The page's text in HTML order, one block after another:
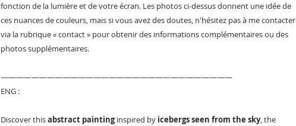
fonction de la lumière et de votre écran. Les photos ci-dessus donnent une idée de
ces nuances de couleurs, mais si vous avez des doutes, n'hésitez pas à me contacter
via la rubrique « contact » pour obtenir des informations complémentaires ou des
photos supplémentaires.
——————————————————————————————
ENG :
Discover thisabstract paintinginspired by icebergs seen from the sky, the